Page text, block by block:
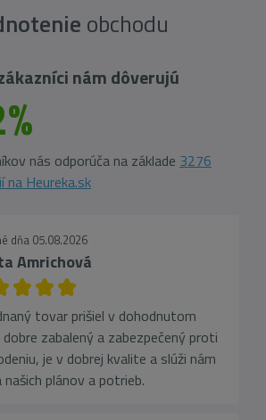
obchodu
nám dôverujú
nás odporúča na základe 3276
na Heureka.sk
dňa 05.08.2026
Amrichová
tovar prišiel v dohodnutom
dobre zabalený a zabezpečený proti
je v dobrej kvalite a slúži nám
našich plánov a potrieb.